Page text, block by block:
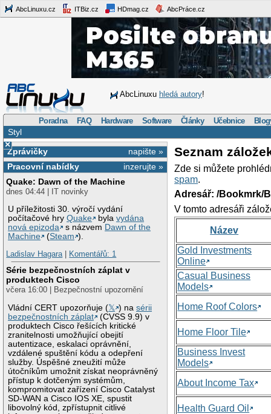
AbcLinuxu.cz ITBiz.cz HDmag.cz AbcPráce.cz
AbcLinuxu hledá autory!
Poradna FAQ Hardware Software Články Učebnice
Styl
×
napište »
Zprávičky
inzerujte »
Pracovní nabídky
Quake: Dawn of the Machine
dnes 04:44 | IT novinky
U příležitosti 30. výročí vydání
počítačové hryQuake bylavydána
nová epizoda
s názvem Dawn of the
Machine
(Steam ).
Ladislav Hagara| Komentářů: 1
Série bezpečnostních záplat v
produktech Cisco
včera 16:00 | Bezpečnostní upozornění
Vládní CERT upozorňuje (𝕏 ) nasérii
bezpečnostních záplat
(CVSS 9.9) v
produktech Cisco řešících kritické
zranitelnosti umožňující obejití
autentizace, eskalaci oprávnění,
vzdálené spuštění kódu a odepření
služby. Úspěšné zneužití může
útočníkům umožnit získat neoprávněný
přístup k dotčeným systémům,
kompromitovat zařízení Cisco Catalyst
SD-WAN a Cisco IOS XE, spustit
libovolný kód, zpřístupnit citlivé
Seznam
Zde si můžete
spam.
Adresář: /Bookmrk/
V tomto adresáři
Název
Gold Investments
Online
Casual Business
Models
Home Roof Colors
Home Floor Tile
Business Invest
Models
About Income Tax
Health Guard Oil